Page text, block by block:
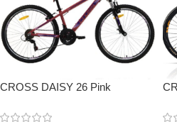
CROSS DAISY 26 Pink